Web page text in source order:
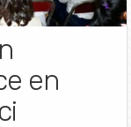
en